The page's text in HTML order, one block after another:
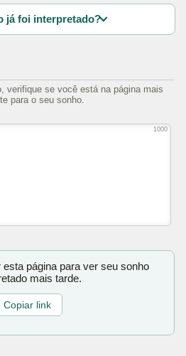
já foi interpretado?
verifique se você está na página mais
para o seu sonho.
1000
página para ver seu sonho
mais tarde.
Copiar link